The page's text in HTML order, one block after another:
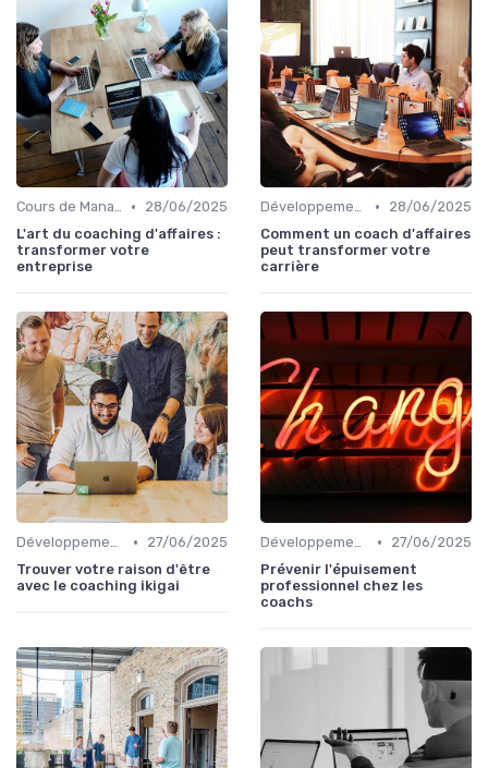
Cours de Management et Leadership •
28/06/2025
L'art du coaching d'affaires :
transformer votre
entreprise
Développement Personnel et Soft Skills •
28/06/2025
Comment un coach d'affaires
peut transformer votre
carrière
Développement Personnel et Soft Skills •
27/06/2025
Trouver votre raison d'être
avec le coaching ikigai
Développement Personnel et Soft Skills •
27/06/2025
Prévenir l'épuisement
professionnel chez les
coachs